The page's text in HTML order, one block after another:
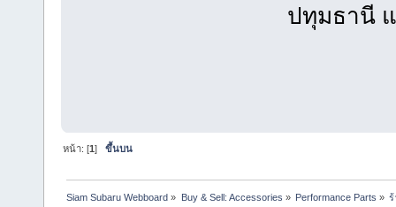
ปทุมธานี
หน้า: [1]ขึ้นบน
Siam Subaru Webboard » Buy & Sell: Accessories » Performance Parts »